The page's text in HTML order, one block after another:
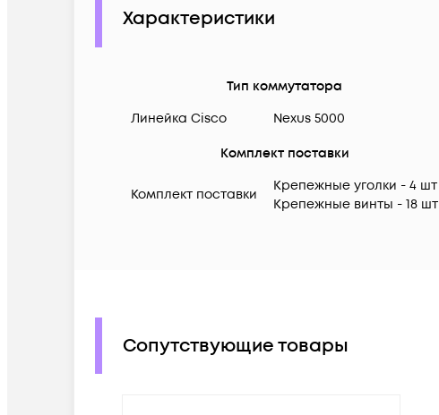
Характеристики
Тип коммутатора
Линейка Cisco
Nexus 5000
Комплект поставки
Комплект поставки
Крепежные уголки - 4 шт
Крепежные винты - 18 шт
Сопутствующие товары